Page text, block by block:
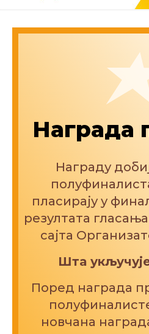
Награда
Награду
пласирају у
резултата
сајта
Шта
Поред награда
новчана